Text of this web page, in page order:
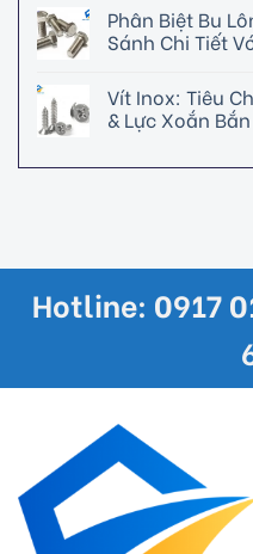
Phân Biệt Bu
Sánh Chi Tiết
Vít Inox: Tiêu
& Lực Xoắn
Hotline: 0917